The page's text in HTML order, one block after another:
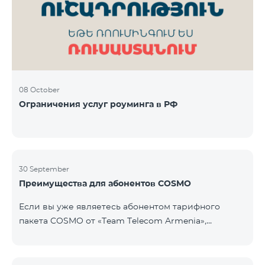
Фиксированная телефония: 180 минут на звонки
внутри фиксированной сети Team Телевизионная
08 October
Ограничения услуг роуминга в РФ
30 September
Преимущества для абонентов COSMO
Если вы уже являетесь абонентом тарифного
пакета COSMO от «Team Telecom Armenia»,